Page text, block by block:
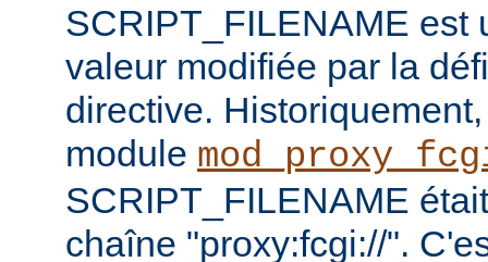
SCRIPT_FILENAME est
valeur modifiée par la
directive.
module
SCRIPT_FILENAME
chaîne "proxy:fcgi://".